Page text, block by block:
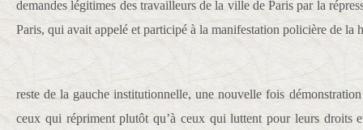
demandes légitimes des travailleurs de la ville de Paris par la
Paris, qui avait appelé et participé à la manifestation policière de la
reste de la gauche institutionnelle, une nouvelle fois
ceux qui répriment plutôt qu’à ceux qui luttent pour leurs droits